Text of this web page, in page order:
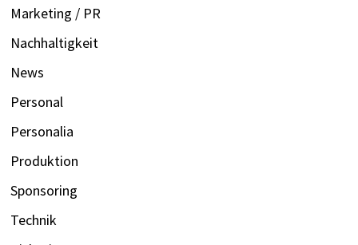
Marketing / PR
Nachhaltigkeit
News
Personal
Personalia
Produktion
Sponsoring
Technik